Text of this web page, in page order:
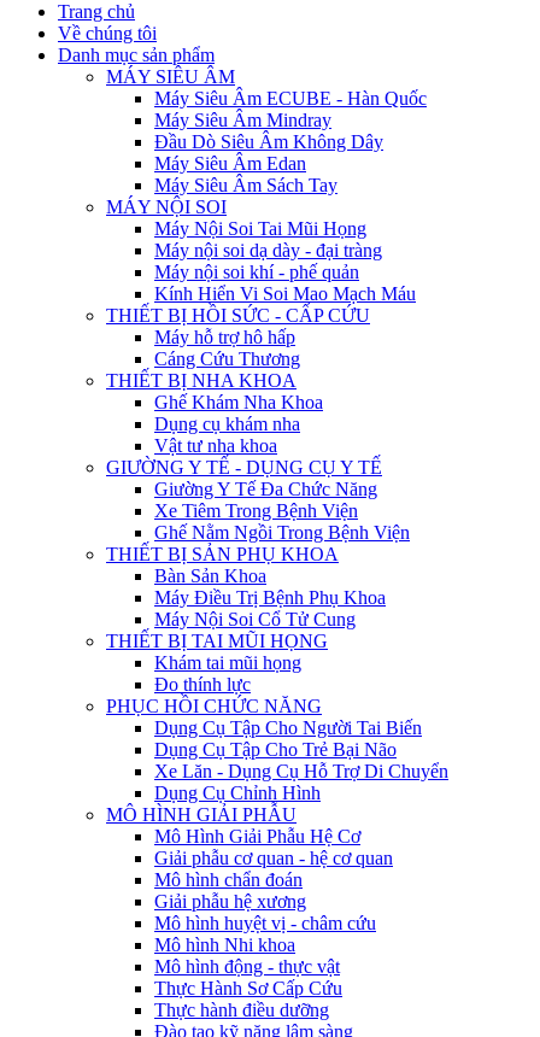
Trang chủ
Về chúng tôi
Danh mục sản phẩm
MÁY SIÊU ÂM
Máy Siêu Âm ECUBE - Hàn Quốc
Máy Siêu Âm Mindray
Đầu Dò Siêu Âm Không Dây
Máy Siêu Âm Edan
Máy Siêu Âm Sách Tay
MÁY NỘI SOI
Máy Nội Soi Tai Mũi Họng
Máy nội soi dạ dày - đại tràng
Máy nội soi khí - phế quản
Kính Hiển Vi Soi Mao Mạch Máu
THIẾT BỊ HỒI SỨC - CẤP CỨU
Máy hỗ trợ hô hấp
Cáng Cứu Thương
THIẾT BỊ NHA KHOA
Ghế Khám Nha Khoa
Dụng cụ khám nha
Vật tư nha khoa
GIƯỜNG Y TẾ - DỤNG CỤ Y TẾ
Giường Y Tế Đa Chức Năng
Xe Tiêm Trong Bệnh Viện
Ghế Nằm Ngồi Trong Bệnh Viện
THIẾT BỊ SẢN PHỤ KHOA
Bàn Sản Khoa
Máy Điều Trị Bệnh Phụ Khoa
Máy Nội Soi Cổ Tử Cung
THIẾT BỊ TAI MŨI HỌNG
Khám tai mũi họng
Đo thính lực
PHỤC HỒI CHỨC NĂNG
Dụng Cụ Tập Cho Người Tai Biến
Dụng Cụ Tập Cho Trẻ Bại Não
Xe Lăn - Dụng Cụ Hỗ Trợ Di Chuyển
Dụng Cụ Chỉnh Hình
MÔ HÌNH GIẢI PHẪU
Mô Hình Giải Phẫu Hệ Cơ
Giải phẫu cơ quan - hệ cơ quan
Mô hình chẩn đoán
Giải phẫu hệ xương
Mô hình huyệt vị - châm cứu
Mô hình Nhi khoa
Mô hình động - thực vật
Thực Hành Sơ Cấp Cứu
Thực hành điều dưỡng
Đào tạo kỹ năng lâm sàng